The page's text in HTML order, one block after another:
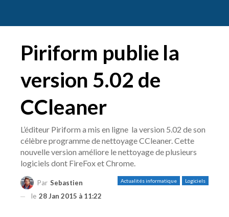
Piriform publie la
version 5.02 de
CCleaner
L’éditeur Piriform a mis en ligne la version 5.02 de son
célèbre programme de nettoyage CCleaner. Cette
nouvelle version améliore le nettoyage de plusieurs
logiciels dont FireFox et Chrome.
Actualités informatique Logiciels
Par Sebastien
le 28 Jan 2015 à 11:22